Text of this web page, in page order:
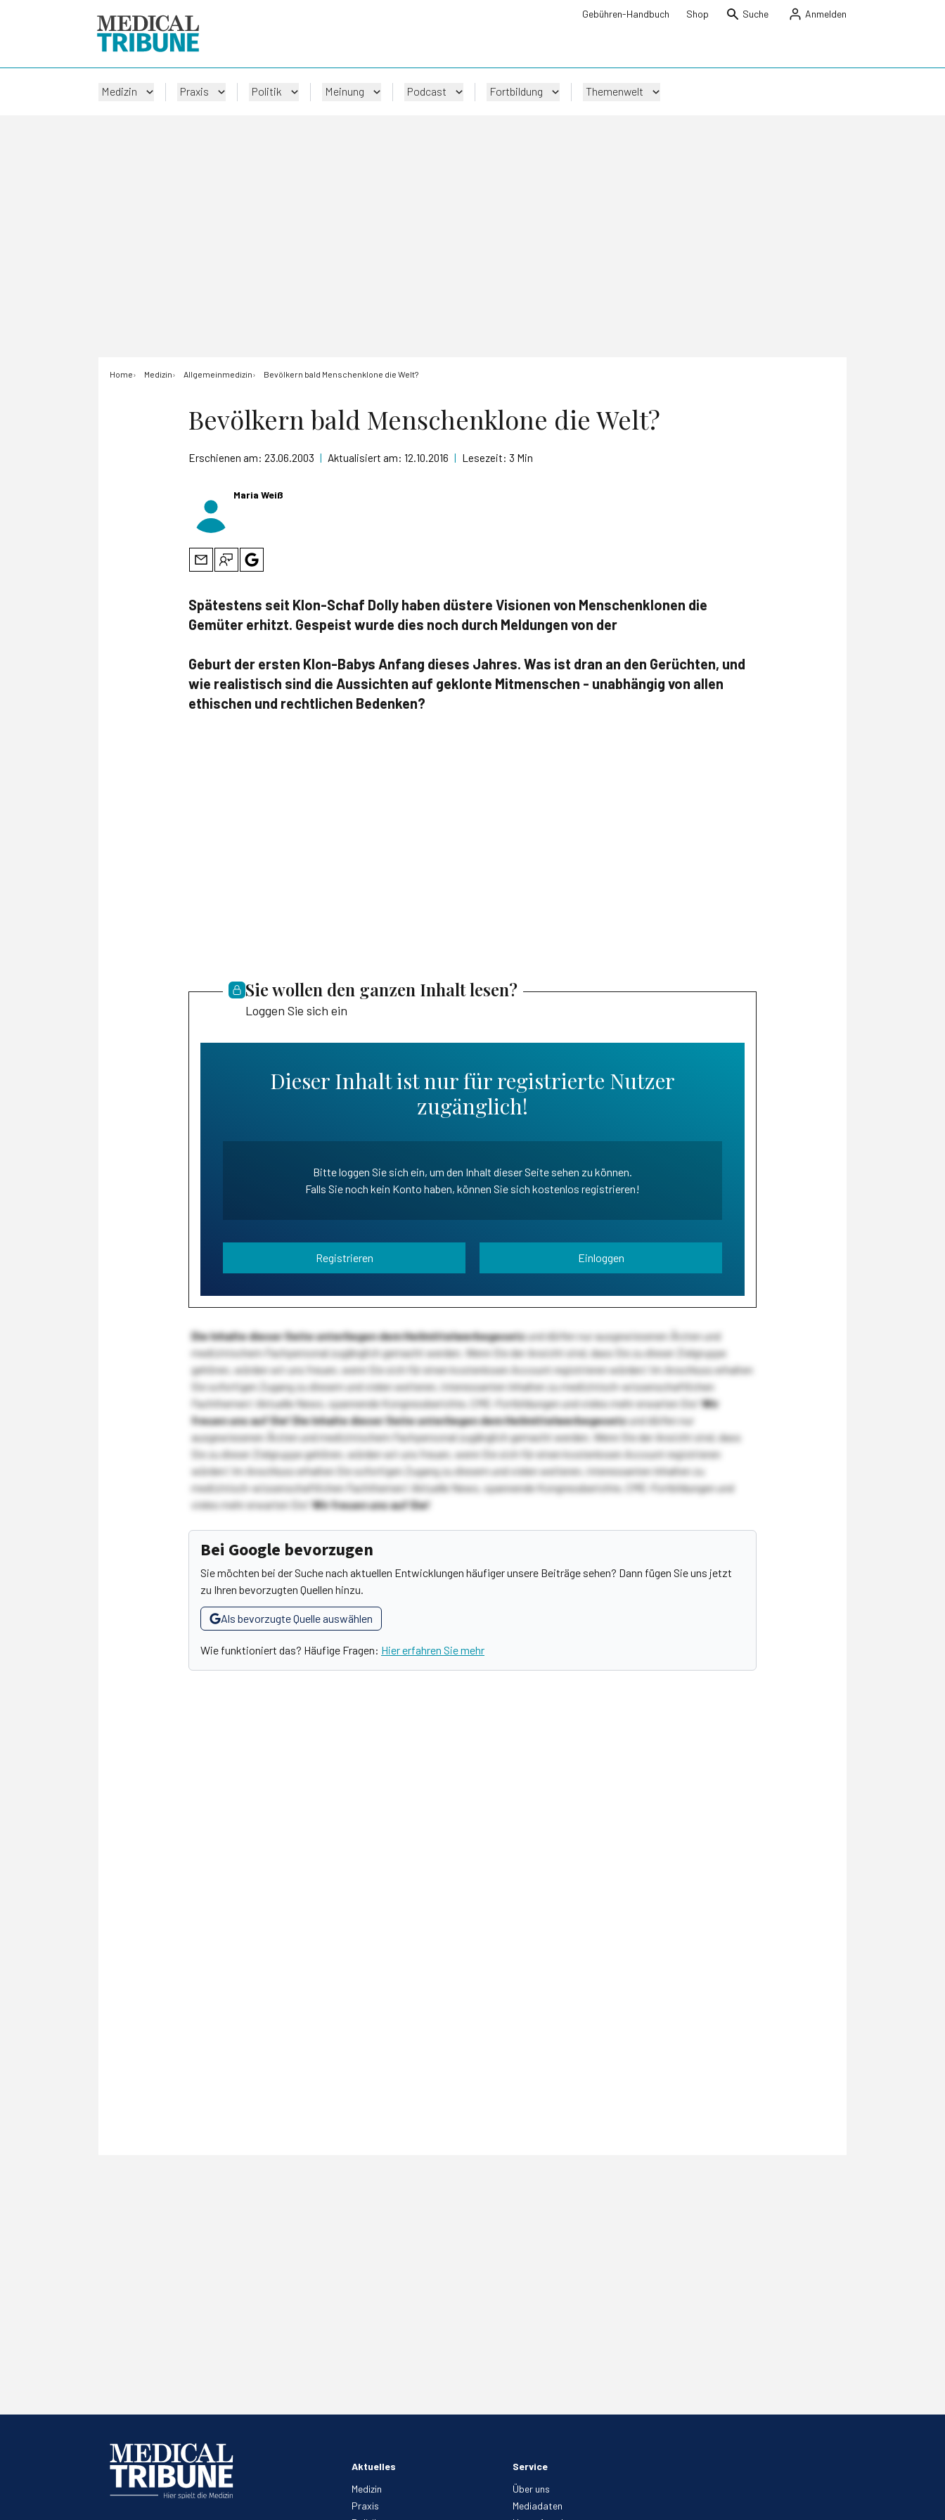
Gebühren-Handbuch Shop Suche Anmelden
Medizin Praxis Politik Meinung Podcast Fortbildung Themenwelt
Home Medizin Allgemeinmedizin Bevölkern bald Menschenklone die Welt?
Bevölkern bald Menschenklone die Welt?
Erschienen am: 23.06.2003 | Aktualisiert am: 12.10.2016 | Lesezeit: 3 Min
Maria Weiß
Spätestens seit Klon-Schaf Dolly haben düstere Visionen von Menschenklonen die
Gemüter erhitzt. Gespeist wurde dies noch durch Meldungen von der
Geburt der ersten Klon-Babys Anfang dieses Jahres. Was ist dran an den Gerüchten, und
wie realistisch sind die Aussichten auf geklonte Mitmenschen - unabhängig von allen
ethischen und rechtlichen Bedenken?
Sie wollen den ganzen Inhalt lesen?
Loggen Sie sich ein
Dieser Inhalt ist nur für registrierte Nutzer
zugänglich!
Bitte loggen Sie sich ein, um den Inhalt dieser Seite sehen zu können.
Falls Sie noch kein Konto haben, können Sie sich kostenlos registrieren!
Registrieren Einloggen
Die Inhalte dieser Seite unterliegen dem Heilmittelwerbegesetzund dürfen nur ausgewiesenen Ärzten und
medizinischem Fachpersonal zugänglich gemacht werden. Wenn Sie der Ansicht sind, dass Sie zu dieser Zielgruppe
gehören, würden wir uns freuen, wenn Sie sich für einen kostenlosen Account registrieren würden! Im Anschluss erhalten
Sie sofortigen Zugang zu diesem und vielen weiteren, interessanten Inhalten zu medizinisch-wissenschaftlichen
Fachthemen! Aktuelle News, spannende Kongressberichte, CME-Fortbildungen und vieles mehr erwarten Sie!Wir
freuen uns auf Sie!Die Inhalte dieser Seite unterliegen dem Heilmittelwerbegesetzund dürfen nur
ausgewiesenen Ärzten und medizinischem Fachpersonal zugänglich gemacht werden. Wenn Sie der Ansicht sind, dass
Sie zu dieser Zielgruppe gehören, würden wir uns freuen, wenn Sie sich für einen kostenlosen Account registrieren
würden! Im Anschluss erhalten Sie sofortigen Zugang zu diesem und vielen weiteren, interessanten Inhalten zu
medizinisch-wissenschaftlichen Fachthemen! Aktuelle News, spannende Kongressberichte, CME-Fortbildungen und
vieles mehr erwarten Sie!Wir freuen uns auf Sie!
Bei Google bevorzugen
Sie möchten bei der Suche nach aktuellen Entwicklungen häufiger unsere Beiträge sehen? Dann fügen Sie uns jetzt
zu Ihren bevorzugten Quellen hinzu.
Als bevorzugte Quelle auswählen
Wie funktioniert das? Häufige Fragen: Hier erfahren Sie mehr
Aktuelles
Medizin
Praxis
Service
Über uns
Mediadaten